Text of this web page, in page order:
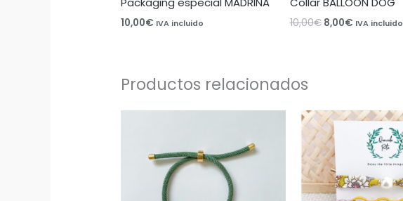
10,00€ IVA incluido 10,00€ 8,00€ IVA incluido
Productos relacionados